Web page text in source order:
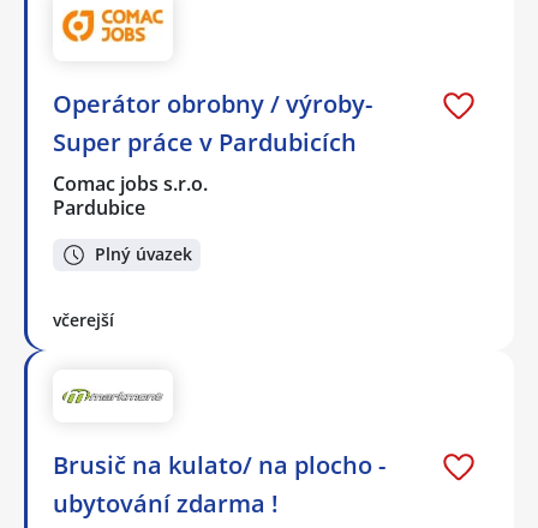
Operátor obrobny / výroby-
Super práce v Pardubicích
Comac jobs s.r.o.
Pardubice
Plný úvazek
včerejší
Brusič na kulato/ na plocho -
ubytování zdarma !